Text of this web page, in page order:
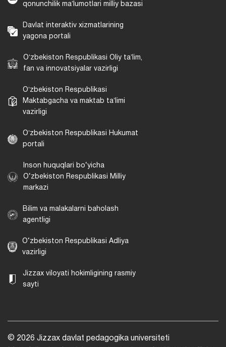
qonunchilik maʼlumotlari milliy bazasi
Davlat interaktiv xizmatlarining
yagona portali
Oʻzbekiston Respublikasi Oliy taʼlim,
fan va innovatsiyalar vazirligi
Oʻzbekiston Respublikasi
Maktabgacha va maktab taʼlimi
vazirligi
Oʻzbekiston Respublikasi Hukumat
portali
Inson huquqlari bo‘yicha
O‘zbekiston Respublikasi Milliy
markazi
Bilim va malakalarni baholash
agentligi
O‘zbekiston Respublikasi Adliya
vazirligi
Jizzax viloyati hokimligining rasmiy
sayti
© 2026 Jizzax davlat pedagogika universiteti